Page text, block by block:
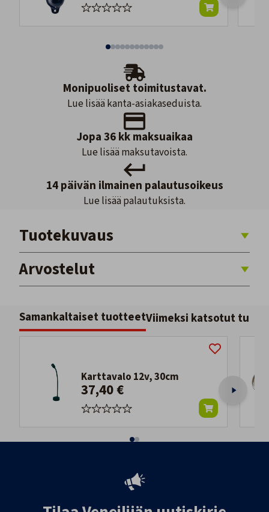
Monipuoliset toimitustavat.
Lue lisää kanta-asiakaseduista.
Jopa 36 kk maksuaikaa
Lue lisää maksutavoista.
14 päivän ilmainen palautusoikeus
Lue lisää palautuksista.
Tuotekuvaus
Arvostelut
Samankaltaiset tuotteetViimeksi katsotut
Karttavalo 12v, 30cm
37,40 €